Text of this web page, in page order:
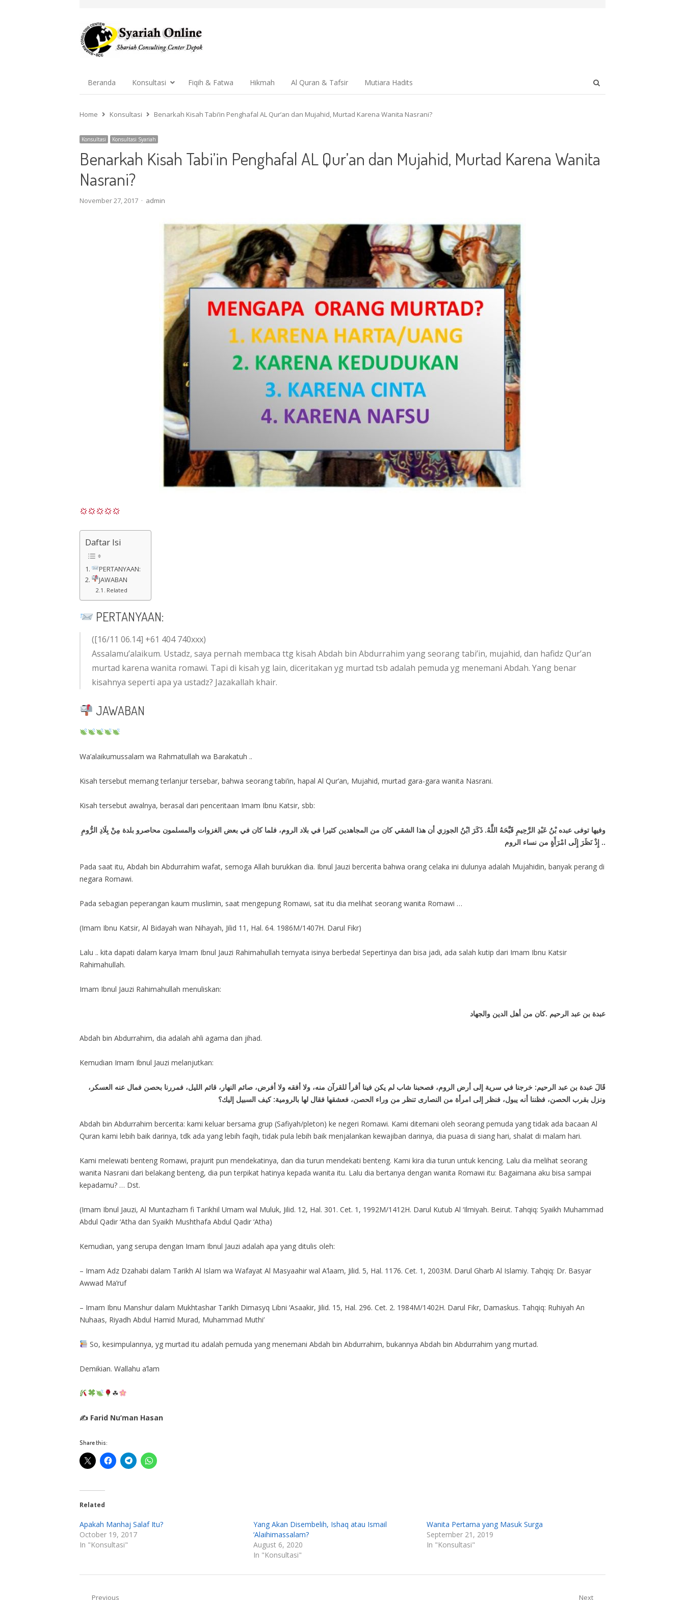
Beranda Konsultasi Fiqih & Fatwa Hikmah Al Quran & Tafsir Mutiara Hadits
Home
Konsultasi Benarkah Kisah Tabi’in Penghafal AL Qur’an dan Mujahid, Murtad Karena Wanita Nasrani?
Konsultasi Konsultasi Syariah
Benarkah Kisah Tabi’in Penghafal AL Qur’an dan Mujahid, Murtad Karena Wanita
Nasrani?
November 27, 2017 Author
admin
Daftar Isi
PERTANYAAN:
JAWABAN
Related
PERTANYAAN:
([16/11 06.14] +61 404 740xxx)
Assalamu’alaikum. Ustadz, saya pernah membaca ttg kisah Abdah bin Abdurrahim yang seorang tabi’in, mujahid, dan hafidz Qur’an
murtad karena wanita romawi. Tapi di kisah yg lain, diceritakan yg murtad tsb adalah pemuda yg menemani Abdah. Yang benar
kisahnya seperti apa ya ustadz? Jazakallah khair.
JAWABAN
Wa’alaikumussalam wa Rahmatullah wa Barakatuh ..
Kisah tersebut memang terlanjur tersebar, bahwa seorang tabi’in, hapal Al Qur’an, Mujahid, murtad gara-gara wanita Nasrani.
Kisah tersebut awalnya, berasal dari penceritaan Imam Ibnu Katsir, sbb:
وفيها توفى عبده بْنُ عَبْدِ الرَّحِيمِ قَبَّحَهُ اللَّهُ. ذَكَرَ ابْنُ الجوزي أن هذا الشقي كان من المجاهدين كثيرا في بلاد الروم، فلما كان في بعض الغزوات والمسلمون محاصرو بلدة مِنْ بِلَادِ الرُّومِ
إِذْ نَظَرَ إِلَى امْرَأَةٍ من نساء الروم ..
Pada saat itu, Abdah bin Abdurrahim wafat, semoga Allah burukkan dia. Ibnul Jauzi bercerita bahwa orang celaka ini dulunya adalah Mujahidin, banyak perang di
negara Romawi.
Pada sebagian peperangan kaum muslimin, saat mengepung Romawi, sat itu dia melihat seorang wanita Romawi …
(Imam Ibnu Katsir, Al Bidayah wan Nihayah, Jilid 11, Hal. 64. 1986M/1407H. Darul Fikr)
Lalu .. kita dapati dalam karya Imam Ibnul Jauzi Rahimahullah ternyata isinya berbeda! Sepertinya dan bisa jadi, ada salah kutip dari Imam Ibnu Katsir
Rahimahullah.
Imam Ibnul Jauzi Rahimahullah menuliskan:
عبدة بن عبد الرحيم .كان من أهل الدين والجهاد
Abdah bin Abdurrahim, dia adalah ahli agama dan jihad.
Kemudian Imam Ibnul Jauzi melanjutkan:
قَالَ عبدة بن عبد الرحيم: خرجنا في سرية إلى أرض الروم، فصحبنا شاب لم يكن فينا أقرأ للقرآن منه، ولا أفقه ولا أفرض، صائم النهار، قائم الليل، فمررنا بحصن فمال عنه العسكر،
ونزل بقرب الحصن، فظننا أنه يبول، فنظر إلى امرأة من النصارى تنظر من وراء الحصن، فعشقها فقال لها بالرومية: كيف السبيل إليك؟
Abdah bin Abdurrahim bercerita: kami keluar bersama grup (Safiyah/pleton) ke negeri Romawi. Kami ditemani oleh seorang pemuda yang tidak ada bacaan Al
Quran kami lebih baik darinya, tdk ada yang lebih faqih, tidak pula lebih baik menjalankan kewajiban darinya, dia puasa di siang hari, shalat di malam hari.
Kami melewati benteng Romawi, prajurit pun mendekatinya, dan dia turun mendekati benteng. Kami kira dia turun untuk kencing. Lalu dia melihat seorang
wanita Nasrani dari belakang benteng, dia pun terpikat hatinya kepada wanita itu. Lalu dia bertanya dengan wanita Romawi itu: Bagaimana aku bisa sampai
kepadamu? … Dst.
(Imam Ibnul Jauzi, Al Muntazham fi Tarikhil Umam wal Muluk, Jilid. 12, Hal. 301. Cet. 1, 1992M/1412H. Darul Kutub Al ‘Ilmiyah. Beirut. Tahqiq: Syaikh Muhammad
Abdul Qadir ‘Atha dan Syaikh Mushthafa Abdul Qadir ‘Atha)
Kemudian, yang serupa dengan Imam Ibnul Jauzi adalah apa yang ditulis oleh:
– Imam Adz Dzahabi dalam Tarikh Al Islam wa Wafayat Al Masyaahir wal A’laam, Jilid. 5, Hal. 1176. Cet. 1, 2003M. Darul Gharb Al Islamiy. Tahqiq: Dr. Basyar
Awwad Ma’ruf
– Imam Ibnu Manshur dalam Mukhtashar Tarikh Dimasyq Libni ‘Asaakir, Jilid. 15, Hal. 296. Cet. 2. 1984M/1402H. Darul Fikr, Damaskus. Tahqiq: Ruhiyah An
Nuhaas, Riyadh Abdul Hamid Murad, Muhammad Muthi’
So, kesimpulannya, yg murtad itu adalah pemuda yang menemani Abdah bin Abdurrahim, bukannya Abdah bin Abdurrahim yang murtad.
Demikian. Wallahu a’lam
☘
✍ Farid Nu’man Hasan
Share this:
Related
Apakah Manhaj Salaf Itu?
October 19, 2017
In "Konsultasi"
Yang Akan Disembelih, Ishaq atau Ismail
‘Alaihimassalam?
August 6, 2020
In "Konsultasi"
Wanita Pertama yang Masuk Surga
September 21, 2019
In "Konsultasi"
Previous
Next